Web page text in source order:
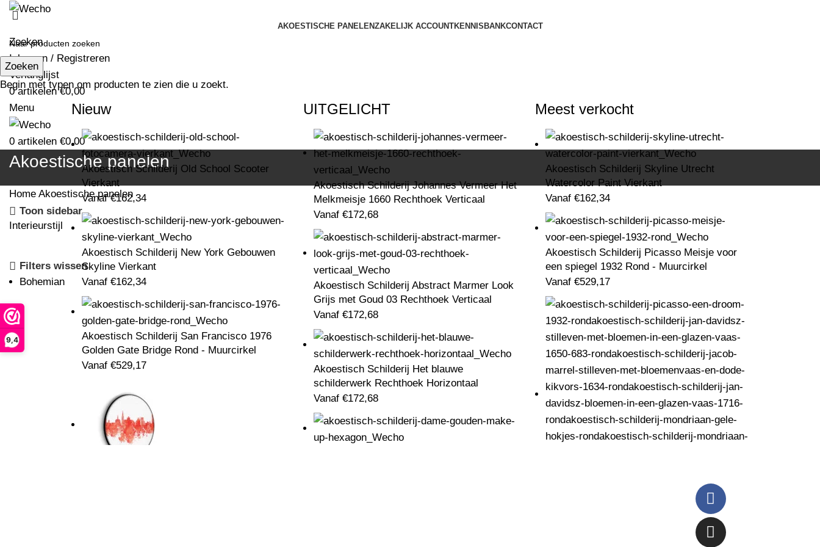
9,4
AKOESTISCHE PANELENZAKELIJK ACCOUNTKENNISBANKCONTACT
Zoeken
Inloggen / Registreren
Verlanglijst
0artikelen €0,00
Menu
0 artikelen €0,00
Akoestische panelen
Home Akoestische panelen
Toon sidebar
Interieurstijl
Filters wissen
Bohemian
Zoeken
Begin met typen om producten te zien die u zoekt.
Nieuw
Akoestisch Schilderij Old School Scooter
Vierkant
Vanaf€162,34
Akoestisch Schilderij New York Gebouwen
Skyline Vierkant
Vanaf €162,34
Akoestisch Schilderij San Francisco 1976
Golden Gate Bridge Rond - Muurcirkel
Vanaf €529,17
UITGELICHT
Akoestisch Schilderij Johannes Vermeer Het
Melkmeisje 1660 Rechthoek Verticaal
Vanaf €172,68
Akoestisch Schilderij Abstract Marmer Look
Grijs met Goud 03 Rechthoek Verticaal
Vanaf €172,68
Akoestisch Schilderij Het blauwe
schilderwerk Rechthoek Horizontaal
Vanaf €172,68
Meest verkocht
Akoestisch Schilderij Skyline Utrecht
Watercolor Paint Vierkant
Vanaf €162,34
Akoestisch Schilderij Picasso Meisje voor
een spiegel 1932 Rond - Muurcirkel
Vanaf €529,17
Akoestisch Schilderij Picasso Een Droom